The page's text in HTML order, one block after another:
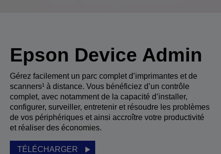
Epson Device Admin
Gérez facilement un parc complet d’imprimantes et de
scanners¹ à distance. Vous bénéficiez d’un contrôle
complet, avec notamment de la capacité d’installer,
configurer, surveiller, entretenir et résoudre les problèmes
de vos périphériques et ainsi accroître votre productivité
et réaliser des économies.
TÉLÉCHARGER